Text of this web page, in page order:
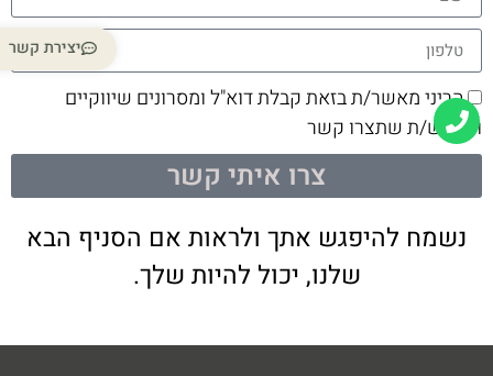
נשמח להיפגש אתך ולראות אם הסניף הבא
שלנו, יכול להיות שלך.
הריני מאשר/ת בזאת קבלת דוא"ל ומסרונים שיווקיים
ומבקש/ת שתצרו קשר
צרו איתי קשר
יצירת קשר